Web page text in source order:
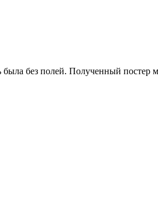
была без полей. Полученный постер